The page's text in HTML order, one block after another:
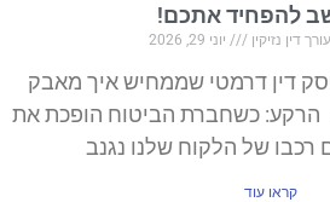
אתכם!
נזיקין יוני 29, 2026
דרמטי שממחיש איך מאבק
כשחברת הביטוח הופכת את
של הלקוח שלנו נגנב
קראו עוד